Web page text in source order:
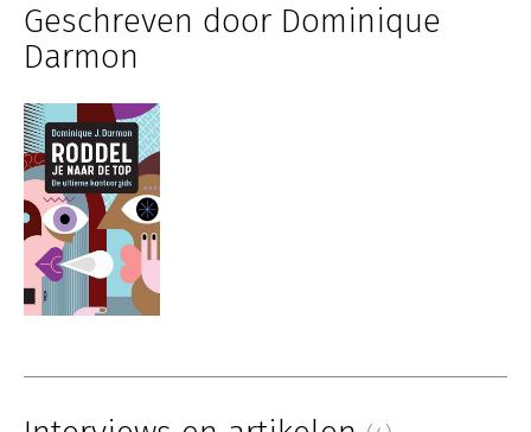
Geschreven door Dominique
Darmon